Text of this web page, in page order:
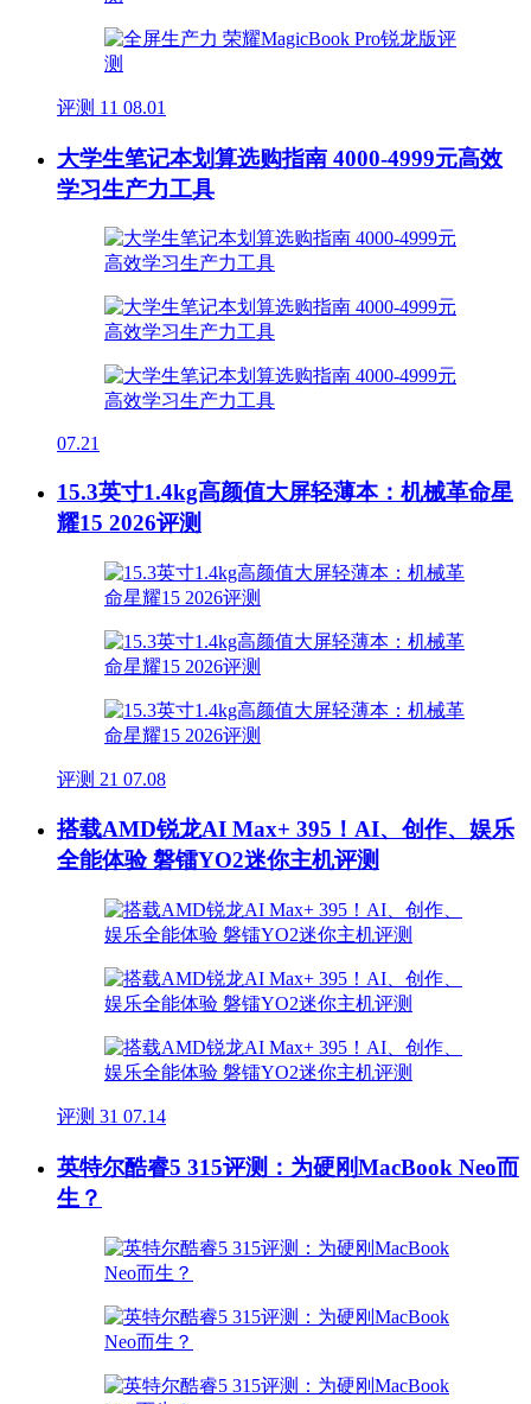
评测 11 08.01
大学生笔记本划算选购指南 4000-4999元高效
学习生产力工具
07.21
15.3英寸1.4kg高颜值大屏轻薄本：机械革命星
耀15 2026评测
评测 21 07.08
搭载AMD锐龙AI Max+ 395！AI、创作、娱乐
全能体验 磐镭YO2迷你主机评测
评测 31 07.14
英特尔酷睿5 315评测：为硬刚MacBook Neo而
生？